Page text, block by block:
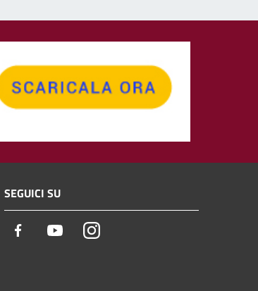
SEGUICI SU
Facebook YoutubeInstagram